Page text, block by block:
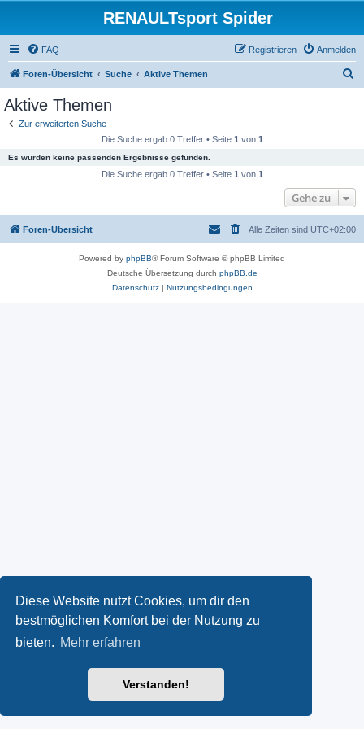
Diese Website nutzt Cookies, um dir den
bestmöglichen Komfort bei der Nutzung zu
bieten. Mehr erfahren
Verstanden!
RENAULTsport Spider
FAQ Anmelden
Registrieren
Foren-Übersicht Suche Aktive Themen
Aktive Themen
Zur erweiterten Suche
Die Suche ergab 0 Treffer • Seite 1 von 1
Es wurden keine passenden Ergebnisse gefunden.
Die Suche ergab 0 Treffer • Seite 1 von 1
Gehe zu
Foren-Übersicht Alle Zeiten sind UTC+02:00
Powered by phpBB® Forum Software © phpBB Limited
Deutsche Übersetzung durch phpBB.de
Datenschutz| Nutzungsbedingungen